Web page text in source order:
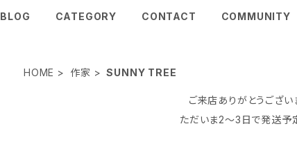
BLOG CATEGORY CONTACT COMMUNITY
HOME 作家 SUNNY TREE
ご来店ありがとうござい
ただいま2〜3日で発送予